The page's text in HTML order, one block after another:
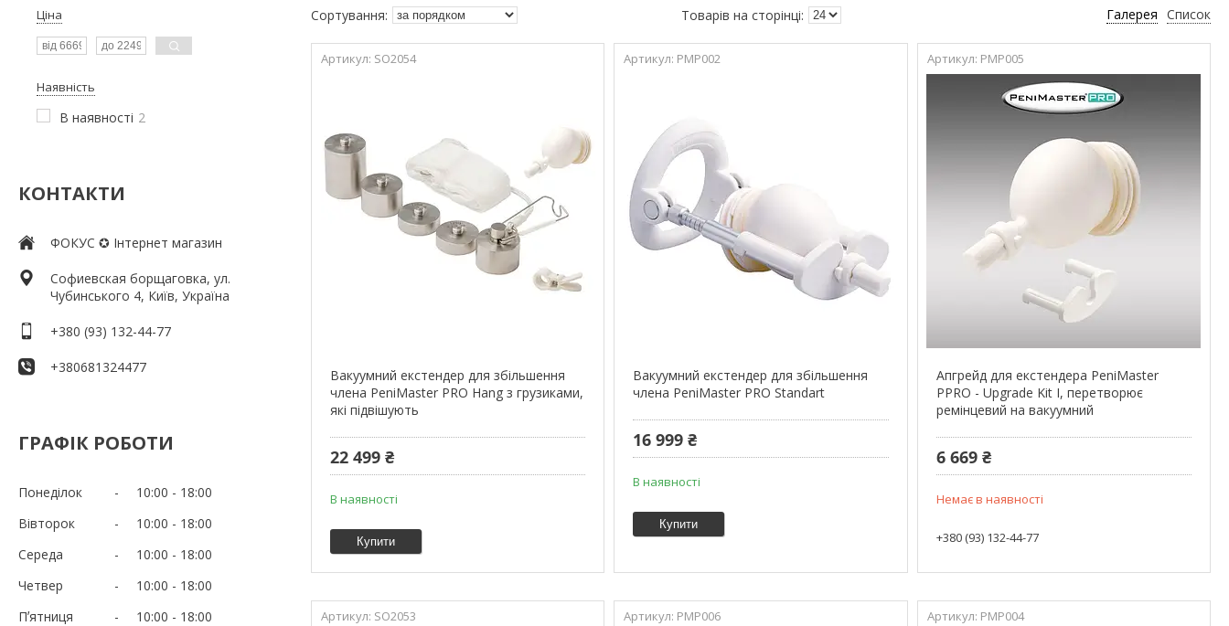
Ціна
Наявність
В наявності 2
КОНТАКТИ
ФОКУС ✪ Інтернет магазин
Софиевская борщаговка, ул.
Чубинського 4, Київ, Україна
+380 (93) 132-44-77
+380681324477
ГРАФІК РОБОТИ
Понеділок 10:00
18:00
Вівторок
10:00
18:00
Середа
10:00
18:00
Четвер
10:00
18:00
Пʼятниця
10:00
18:00
Галерея Список
SO2054
Вакуумний екстендер для збільшення
члена PeniMaster PRO Hang з грузиками,
які підвішують
22 499 ₴
В наявності
Купити
PMP002
Вакуумний екстендер для збільшення
члена PeniMaster PRO Standart
16 999 ₴
В наявності
Купити
PMP005
Апгрейд для екстендера PeniMaster
PPRO - Upgrade Kit I, перетворює
ремінцевий на вакуумний
6 669 ₴
Немає в наявності
+380 (93) 132-44-77
SO2053 PMP006 PMP004